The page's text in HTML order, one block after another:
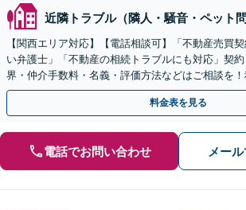
近隣トラブル（隣人・騒音・ペット問
【関西エリア対応】【電話相談可】「不動産売買
い弁護士」「不動産の相続トラブルにも対応」契
界・仲介手数料・名義・評価方法などはご相談を
士・不動産業者などと連携対応◎【英語・韓国語
料金表を見る
電話でお問い合わせ メー